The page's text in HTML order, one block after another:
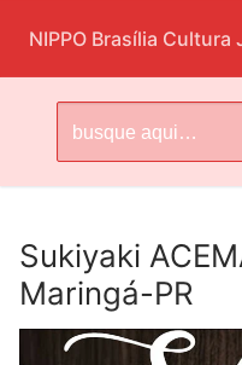
para
o
conteúdo
NIPPO Brasília Cultura
por:
Sukiyaki
Maringá-PR